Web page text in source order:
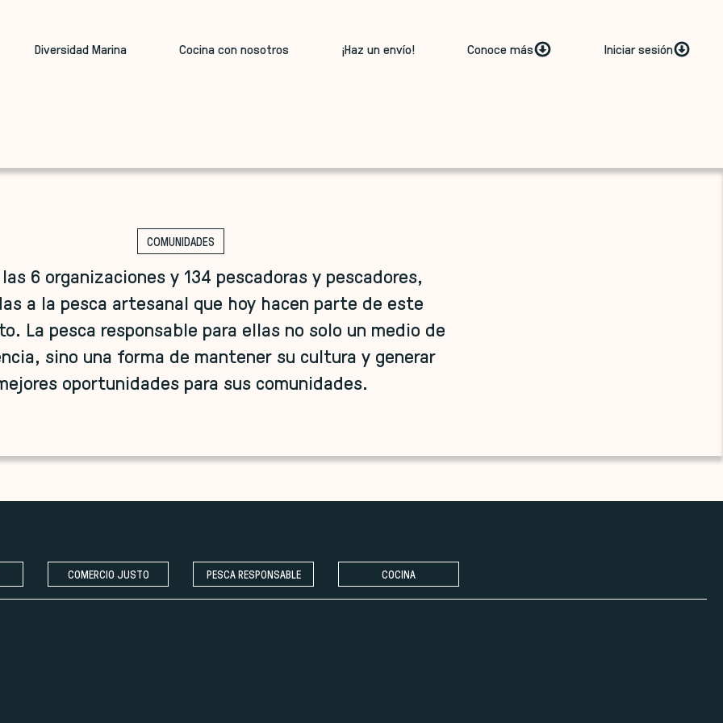
Diversidad Marina Cocina con nosotros ¡Haz un envío! Conoce más Iniciar sesión
COMUNIDADES
6 organizaciones y 134 pescadoras y pescadores,
a la pesca artesanal que hoy hacen parte de este
La pesca responsable para ellas no solo un medio de
sino una forma de mantener su cultura y generar
oportunidades para sus comunidades.
-
COMERCIO JUSTO PESCA RESPONSABLE COCINA